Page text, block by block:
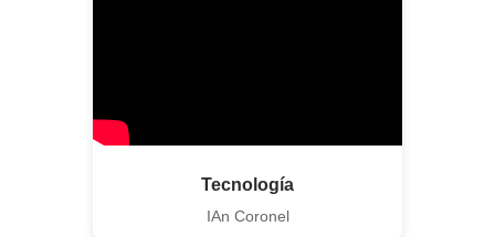
Tecnología
IAn Coronel